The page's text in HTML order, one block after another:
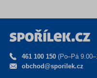
461 100 150 (Po–Pá
obchod@sporilek.cz